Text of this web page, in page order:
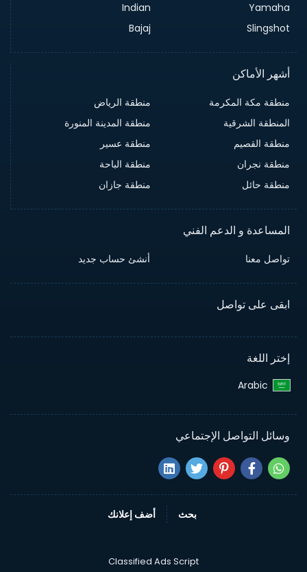
Yamaha
Indian
Slingshot
Bajaj
أشهر الأماكن
منطقة مكة المكرمة
منطقة الرياض
المنطقة الشرقية
منطقة المدينة المنورة
منطقة القصيم
منطقة عسير
منطقة نجران
منطقة الباحة
منطقة حائل
منطقة جازان
المساعدة و الدعم الفني
تواصل معنا أنشئ حساب جديد
ابقى على تواصل
إختر اللغة
Arabic‎
وسائل التواصل الإجتماعي
بحث أضف إعلانك
Classified Ads Script